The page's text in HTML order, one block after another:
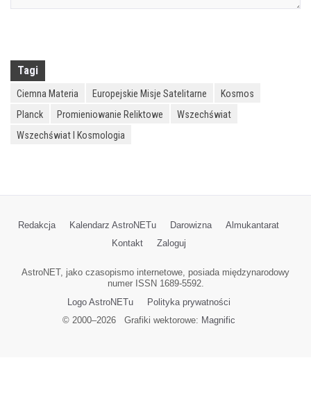
Tagi
Ciemna Materia Europejskie Misje Satelitarne
Kosmos
Planck
Promieniowanie Reliktowe
Wszechświat
Wszechświat I Kosmologia
Redakcja Kalendarz AstroNETu Darowizna
Almukantarat
Kontakt
Zaloguj
AstroNET, jako czasopismo internetowe, posiada międzynarodowy
numer ISSN 1689-5592.
Logo AstroNETu
Polityka prywatności
© 2000–2026Grafiki wektorowe: Magnific